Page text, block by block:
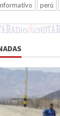
perú